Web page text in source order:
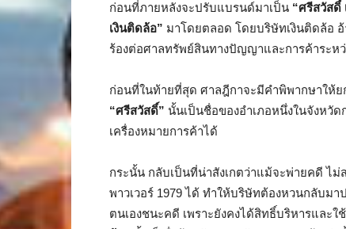
ก่อนที่ภายหลังจะปรับแบรนด์มาเป็น “ศรีสวัสดิ์
เงินติดล้อ” มาโดยตลอด โดยบริษัทเงินติดล้อ
ร้องต่อศาลทรัพย์สินทางปัญญาและการค้าระห
ก่อนที่ในท้ายที่สุด ศาลฎีกาจะมีคำพิพากษาให้ย
“ศรีสวัสดิ์” นั้นเป็นชื่อของอำเภอหนึ่งในจังหวั
เครื่องหมายการค้าได้
กระนั้น กลับเป็นที่น่าสังเกตว่าแม้จะพ่ายคดี ไม่
พาวเวอร์ 1979 ได้ ทำให้บริษัทต้องหวนกลับมา
ตนเองชนะคดี เพราะยังคงได้สิทธิ์บริหารและ